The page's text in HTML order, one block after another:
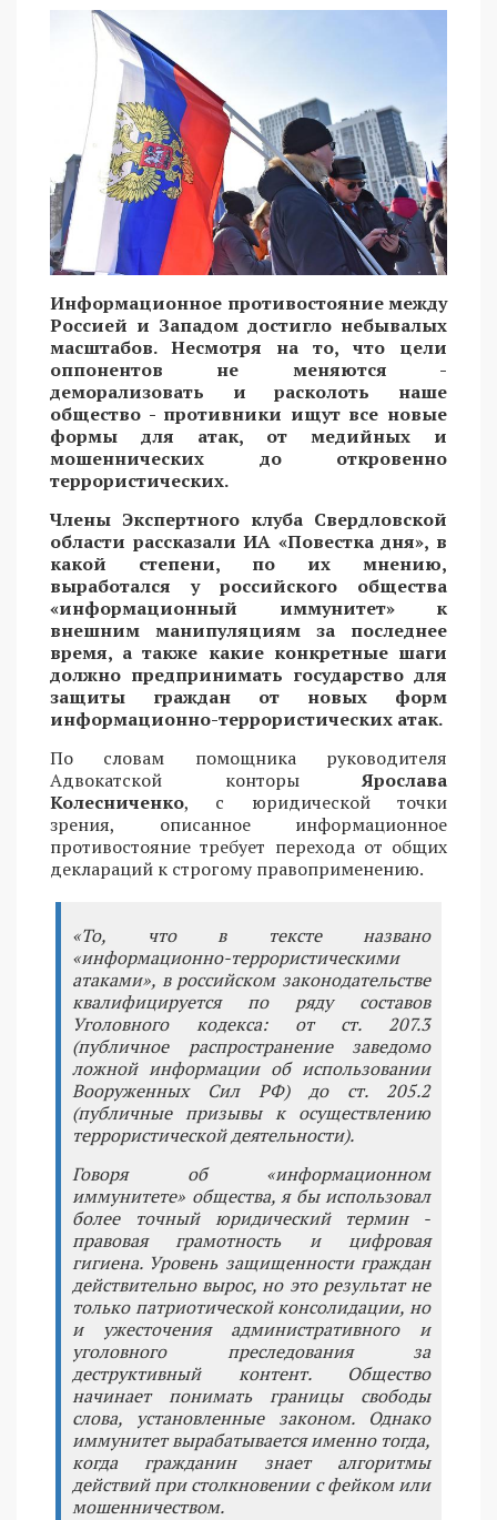
Информационное противостояние между
Россией и Западом достигло небывалых
масштабов. Несмотря на то, что цели
оппонентов не меняются -
деморализовать и расколоть наше
общество - противники ищут все новые
формы для атак, от медийных и
мошеннических до откровенно
террористических.
Члены Экспертного клуба Свердловской
области рассказали ИА «Повестка дня», в
какой степени, по их мнению,
выработался у российского общества
«информационный иммунитет» к
внешним манипуляциям за последнее
время, а также какие конкретные шаги
должно предпринимать государство для
защиты граждан от новых форм
информационно-террористических атак.
По словам помощника руководителя
Адвокатской конторыЯрослава
Колесниченко, с юридической точки
зрения, описанное информационное
противостояние требует перехода от общих
деклараций к строгому правоприменению.
«То, что в тексте названо
«информационно-террористическими
атаками», в российском законодательстве
квалифицируется по ряду составов
Уголовного кодекса: от ст. 207.3
(публичное распространение заведомо
ложной информации об использовании
Вооруженных Сил РФ) до ст. 205.2
(публичные призывы к осуществлению
террористической деятельности).
Говоря об «информационном
иммунитете» общества, я бы использовал
более точный юридический термин -
правовая грамотность и цифровая
гигиена. Уровень защищенности граждан
действительно вырос, но это результат не
только патриотической консолидации, но
и ужесточения административного и
уголовного преследования за
деструктивный контент. Общество
начинает понимать границы свободы
слова, установленные законом. Однако
иммунитет вырабатывается именно тогда,
когда гражданин знает алгоритмы
действий при столкновении с фейком или
мошенничеством.